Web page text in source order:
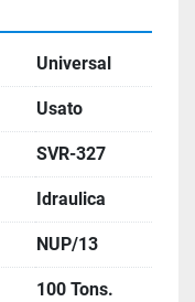
Universal
Usato
SVR-327
Idraulica
NUP/13
100 Tons.